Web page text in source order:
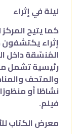
ليلة في إثراء
كما يتيح
إثراء يكتشفون
المُنسّقة داخل
رئيسية تشمل
والمتحف
نشاطًا أو
فيلم.
معرض الكتاب